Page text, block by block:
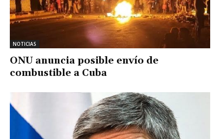
NOTICIAS
ONU anuncia posible envío de
combustible a Cuba